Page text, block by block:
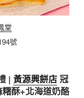
堂
號
| 黃源興餅店 冠
酥+北海道奶酪